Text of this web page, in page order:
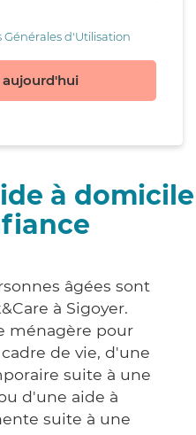
Générales d'Utilisation
aujourd'hui
à domicile
âgées sont
à Sigoyer.
ménagère pour
de vie, d'une
suite à une
d'une aide à
suite à une